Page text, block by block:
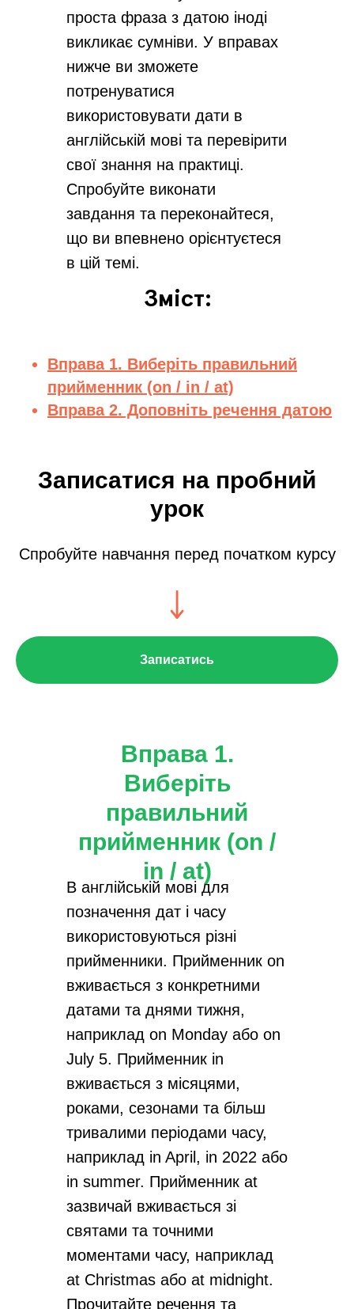
проста фраза з датою іноді
викликає сумніви. У вправах
нижче ви зможете
потренуватися
використовувати дати в
англійській мові та перевірити
свої знання на практиці.
Спробуйте виконати
завдання та переконайтеся,
що ви впевнено орієнтуєтеся
в цій темі.
Зміст:
Вправа 1. Виберіть правильний
прийменник (on / in / at)
Вправа 2. Доповніть речення датою
Записатися на пробний
урок
Спробуйте навчання перед початком курсу
Записатись
Вправа 1.
Виберіть
правильний
прийменник (on /
in / at)
В англійській мові для
позначення дат і часу
використовуються різні
прийменники. Прийменник on
вживається з конкретними
датами та днями тижня,
наприклад on Monday або on
July 5. Прийменник in
вживається з місяцями,
роками, сезонами та більш
тривалими періодами часу,
наприклад in April, in 2022 або
in summer. Прийменник at
зазвичай вживається зі
святами та точними
моментами часу, наприклад
at Christmas або at midnight.
Прочитайте речення та